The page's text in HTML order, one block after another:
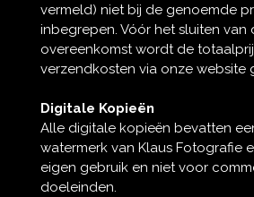
vermeld) niet bij de genoemde
inbegrepen. Vóór het sluiten van
overeenkomst wordt de
verzendkosten via onze website
Digitale Kopieën
Alle digitale kopieën bevatten
watermerk van Klaus Fotografie
eigen gebruik en niet voor
doeleinden.